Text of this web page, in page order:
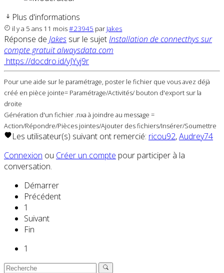
Plus d'informations
il y a 5 ans 11 mois#23945 par Jakes
Réponse de Jakes sur le sujetInstallation de connecthys sur
compte gratuit alwaysdata.com
https://docdro.id/yJYyj9r
Pour une aide sur le paramétrage, poster le fichier que vous avez déjà
créé en pièce jointe= Paramétrage/Activités/ bouton d'export sur la
droite
Génération d'un fichier .nxa à joindre au message =
Action/Répondre/Pièces jointes/Ajouter des fichiers/Insérer/Soumettre
Les utilisateur(s) suivant ont remercié: ricou92,Audrey74
Connexion ou Créer un compte pour participer à la
conversation.
Démarrer
Précédent
1
Suivant
Fin
1